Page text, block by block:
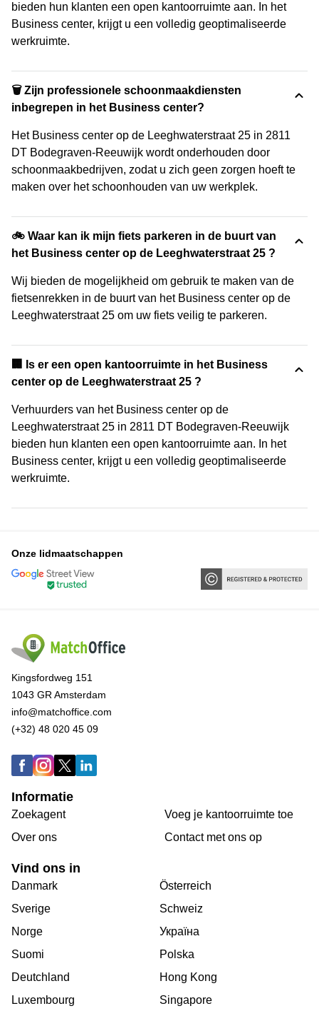
bieden hun klanten een open kantoorruimte aan. In het
Business center, krijgt u een volledig geoptimaliseerde
werkruimte.
🗑 Zijn professionele schoonmaakdiensten
inbegrepen in het Business center?
Het Business center op de Leeghwaterstraat 25 in 2811
DT Bodegraven-Reeuwijk wordt onderhouden door
schoonmaakbedrijven, zodat u zich geen zorgen hoeft te
maken over het schoonhouden van uw werkplek.
🚲 Waar kan ik mijn fiets parkeren in de buurt van
het Business center op de Leeghwaterstraat 25 ?
Wij bieden de mogelijkheid om gebruik te maken van de
fietsenrekken in de buurt van het Business center op de
Leeghwaterstraat 25 om uw fiets veilig te parkeren.
‍🏢 Is er een open kantoorruimte in het Business
center op de Leeghwaterstraat 25 ?
Verhuurders van het Business center op de
Leeghwaterstraat 25 in 2811 DT Bodegraven-Reeuwijk
bieden hun klanten een open kantoorruimte aan. In het
Business center, krijgt u een volledig geoptimaliseerde
werkruimte.
Onze lidmaatschappen
Kingsfordweg 151
1043 GR Amsterdam
info@matchoffice.com
(+32) 48 020 45 09
Informatie
Zoekagent
Over ons
Voeg je kantoorruimte toe
Сontact met ons op
Vind ons in
Danmark
Sverige
Norge
Suomi
Deutchland
Luxembourg
Österreich
Schweiz
Україна
Polska
Hong Kong
Singapore